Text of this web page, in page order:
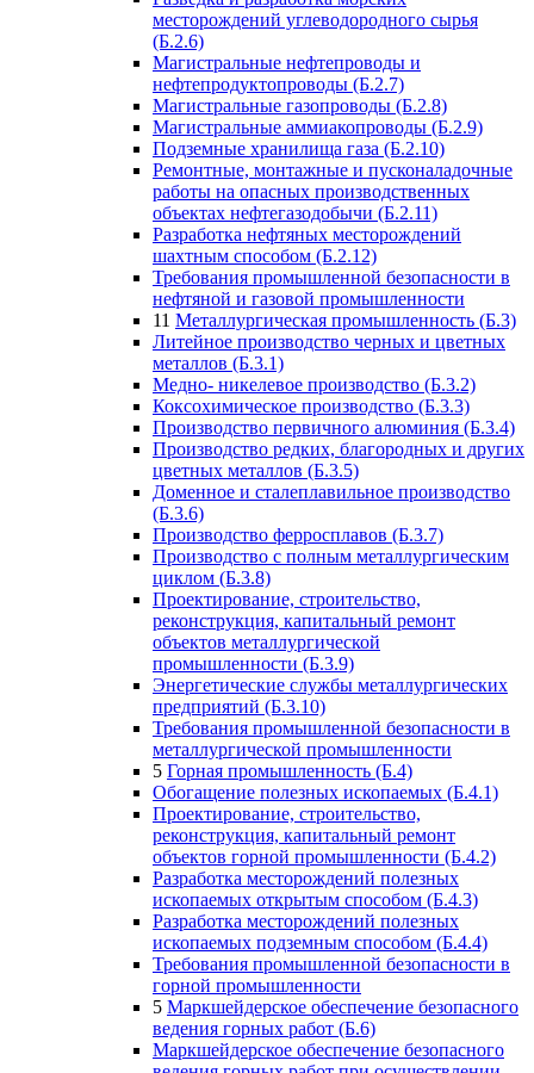
месторождений углеводородного сырья
(Б.2.6)
Магистральные нефтепроводы и
нефтепродуктопроводы (Б.2.7)
Магистральные газопроводы (Б.2.8)
Магистральные аммиакопроводы (Б.2.9)
Подземные хранилища газа (Б.2.10)
Ремонтные, монтажные и пусконаладочные
работы на опасных производственных
объектах нефтегазодобычи (Б.2.11)
Разработка нефтяных месторождений
шахтным способом (Б.2.12)
Требования промышленной безопасности в
нефтяной и газовой промышленности
11 Металлургическая промышленность (Б.3)
Литейное производство черных и цветных
металлов (Б.3.1)
Медно- никелевое производство (Б.3.2)
Коксохимическое производство (Б.3.3)
Производство первичного алюминия (Б.3.4)
Производство редких, благородных и других
цветных металлов (Б.3.5)
Доменное и сталеплавильное производство
(Б.3.6)
Производство ферросплавов (Б.3.7)
Производство с полным металлургическим
циклом (Б.3.8)
Проектирование, строительство,
реконструкция, капитальный ремонт
объектов металлургической
промышленности (Б.3.9)
Энергетические службы металлургических
предприятий (Б.3.10)
Требования промышленной безопасности в
металлургической промышленности
5 Горная промышленность (Б.4)
Обогащение полезных ископаемых (Б.4.1)
Проектирование, строительство,
реконструкция, капитальный ремонт
объектов горной промышленности (Б.4.2)
Разработка месторождений полезных
ископаемых открытым способом (Б.4.3)
Разработка месторождений полезных
ископаемых подземным способом (Б.4.4)
Требования промышленной безопасности в
горной промышленности
5 Маркшейдерское обеспечение безопасного
ведения горных работ (Б.6)
Маркшейдерское обеспечение безопасного